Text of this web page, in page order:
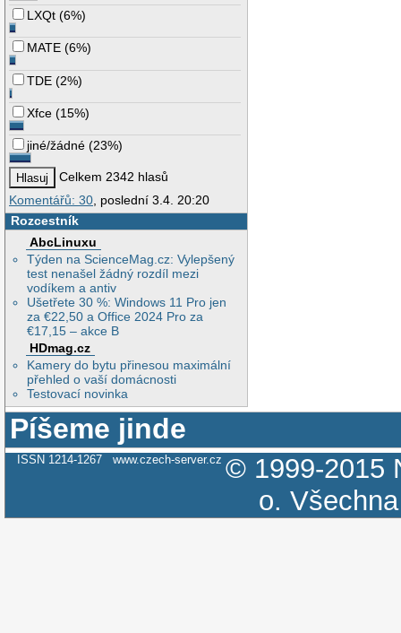
LXQt (6%)
MATE (6%)
TDE (2%)
Xfce (15%)
jiné/žádné (23%)
Celkem 2342 hlasů
Komentářů: 30 , poslední 3.4. 20:20
Rozcestník
AbcLinuxu
Týden na ScienceMag.cz: Vylepšený
test nenašel žádný rozdíl mezi
vodíkem a antiv
Ušetřete 30 %: Windows 11 Pro jen
za €22,50 a Office 2024 Pro za
€17,15 – akce B
HDmag.cz
Kamery do bytu přinesou maximální
přehled o vaší domácnosti
Testovací novinka
Píšeme jinde
ISSN 1214-1267 www.czech-server.cz © 1999-2015
o.